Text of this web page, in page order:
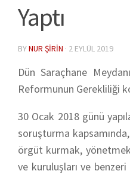
Yaptı
BYNUR ŞIRIN · 2 EYLÜL 2019
Dün Saraçhane
Reformunun Gerekliliği
30 Ocak 2018 günü
soruşturma
örgüt kurmak,
ve kuruluşları ve